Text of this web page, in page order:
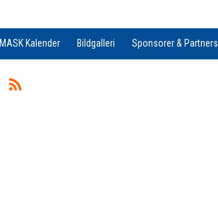
MASK Kalender Bildgalleri Sponsorer & Partners